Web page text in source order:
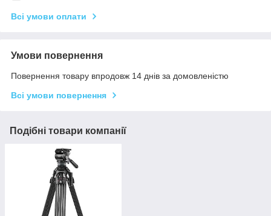
Всі умови оплати
Умови повернення
Повернення товару впродовж 14 днів за домовленістю
Всі умови повернення
Подібні товари компанії